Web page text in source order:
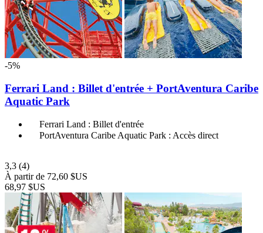
-5%
Ferrari Land : Billet d'entrée + PortAventura Caribe
Aquatic Park
Ferrari Land : Billet d'entrée
PortAventura Caribe Aquatic Park : Accès direct
3,3 (4)
À partir de 72,60 $US
68,97 $US